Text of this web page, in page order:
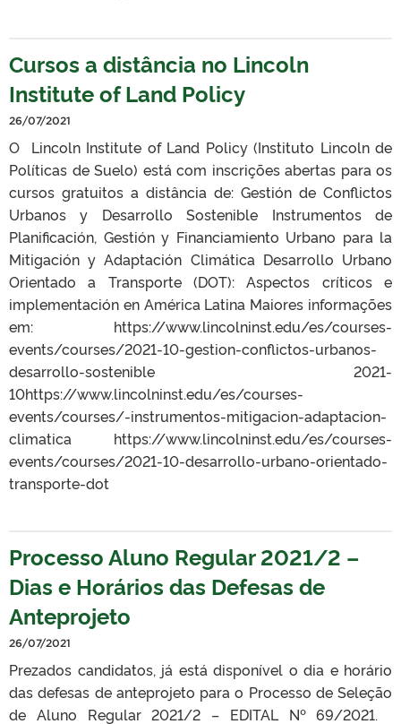
Cursos a distância no Lincoln
Institute of Land Policy
26/07/2021
O Lincoln Institute of Land Policy (Instituto Lincoln de
Políticas de Suelo) está com inscrições abertas para os
cursos gratuitos a distância de: Gestión de Conflictos
Urbanos y Desarrollo Sostenible Instrumentos de
Planificación, Gestión y Financiamiento Urbano para la
Mitigación y Adaptación Climática Desarrollo Urbano
Orientado a Transporte (DOT): Aspectos críticos e
implementación en América Latina Maiores informações
em: https://www.lincolninst.edu/es/courses-
events/courses/2021-10-gestion-conflictos-urbanos-
desarrollo-sostenible 2021-
10https://www.lincolninst.edu/es/courses-
events/courses/-instrumentos-mitigacion-adaptacion-
climatica https://www.lincolninst.edu/es/courses-
events/courses/2021-10-desarrollo-urbano-orientado-
transporte-dot
Processo Aluno Regular 2021/2 –
Dias e Horários das Defesas de
Anteprojeto
26/07/2021
Prezados candidatos, já está disponível o dia e horário
das defesas de anteprojeto para o Processo de Seleção
de Aluno Regular 2021/2 – EDITAL Nº 69/2021.